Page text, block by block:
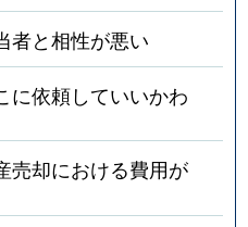
者と相性が悪い
に依頼していいかわ
売却における費用が